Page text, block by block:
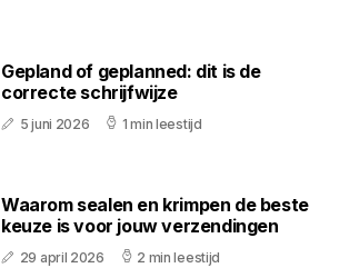
Gepland of geplanned: dit is de
correcte schrijfwijze
5 juni 2026 1 min leestijd
Waarom sealen en krimpen de beste
keuze is voor jouw verzendingen
29 april 2026 2 min leestijd